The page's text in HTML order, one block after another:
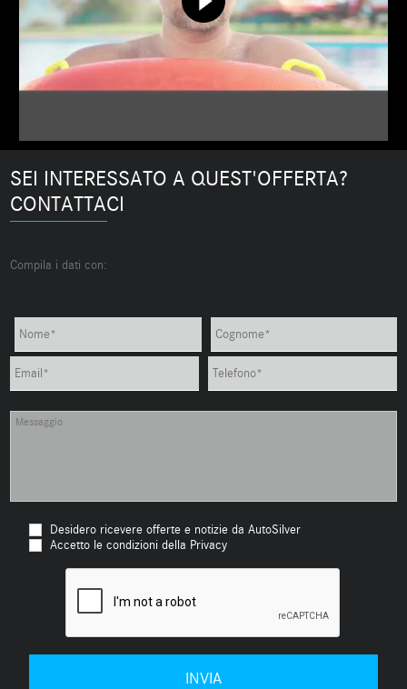
SEI INTERESSATO A QUEST'OFFERTA?
CONTATTACI
Compila i dati con:
Desidero ricevere offerte e notizie da AutoSilver
Accetto le condizioni della Privacy